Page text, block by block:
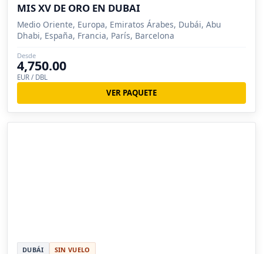
MIS XV DE ORO EN DUBAI
Medio Oriente, Europa, Emiratos Árabes, Dubái, Abu
Dhabi, España, Francia, París, Barcelona
Desde
4,750.00
EUR / DBL
VER PAQUETE
DUBÁI SIN VUELO